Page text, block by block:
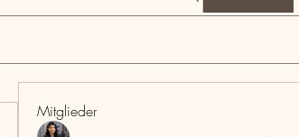
Mitglieder